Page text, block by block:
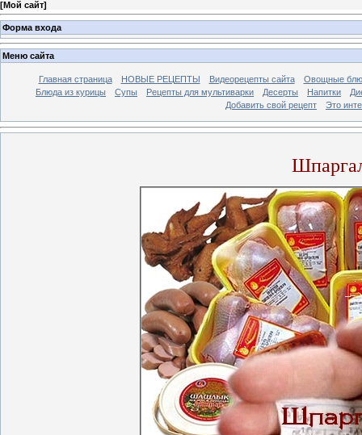
[Мой сайт]
Форма входа
Меню сайта
Главная страница НОВЫЕ РЕЦЕПТЫ Видеорецепты сайта
Овощные
Блюда из курицы
Супы Рецепты для мультиварки Десерты Напитки
Добавить свой рецепт
Это